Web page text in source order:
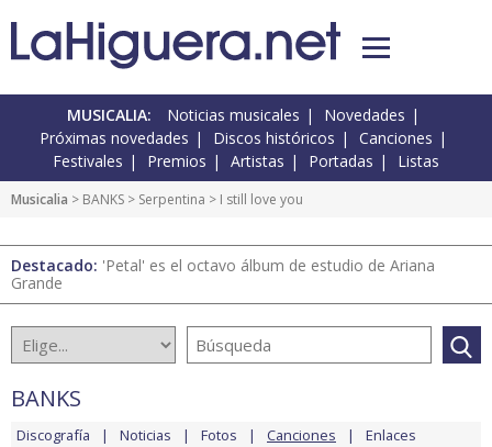
MUSICALIA: Noticias musicales
Novedades
Próximas novedades
Discos históricos
Canciones
Festivales
Premios Artistas Portadas Listas
Musicalia > BANKS > Serpentina > I still love you
Destacado: 'Petal' es el octavo álbum de estudio de Ariana
Grande
BANKS
Discografía Noticias Fotos Canciones Enlaces